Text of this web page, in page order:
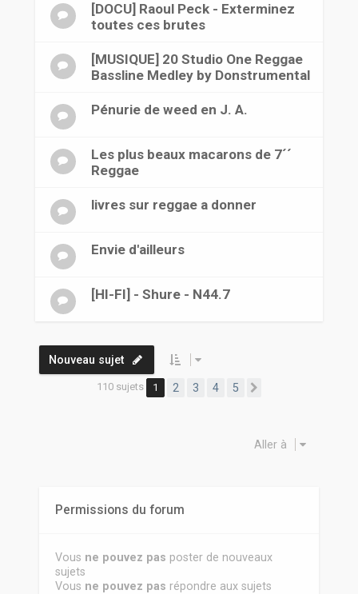
[DOCU] Raoul Peck - Exterminez
toutes ces brutes
[MUSIQUE] 20 Studio One Reggae
Bassline Medley by Donstrumental
Pénurie de weed en J. A.
Les plus beaux macarons de 7´´
Reggae
livres sur reggae a donner
Envie d'ailleurs
[HI-FI] - Shure - N44.7
Nouveau sujet
110 sujets 1 2 3 4 5
Aller à
Permissions du forum
Vous ne pouvez pas poster de nouveaux
sujets
Vous ne pouvez pas répondre aux sujets